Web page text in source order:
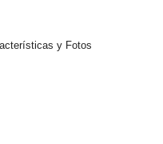
y Fotos